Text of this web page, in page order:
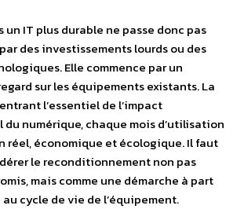
IT plus durable ne passe donc pas
des investissements lourds ou des
Elle commence par un
sur les équipements existants. La
l’essentiel de l’impact
numérique, chaque mois d’utilisation
réel, économique et écologique. Il faut
le reconditionnement non pas
mais comme une démarche à part
cycle de vie de l’équipement.